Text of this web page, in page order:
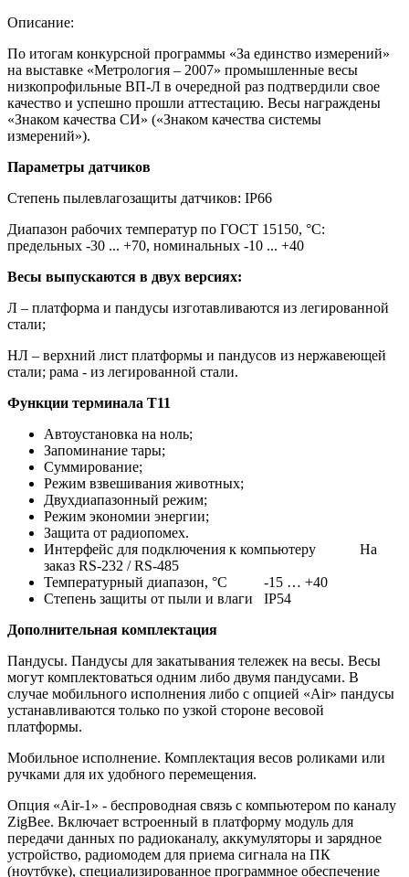
Описание:
По итогам конкурсной программы «За единство измерений»
на выставке «Метрология – 2007» промышленные весы
низкопрофильные ВП-Л в очередной раз подтвердили свое
качество и успешно прошли аттестацию. Весы награждены
«Знаком качества СИ» («Знаком качества системы
измерений»).
Параметры датчиков
Степень пылевлагозащиты датчиков: IP66
Диапазон рабочих температур по ГОСТ 15150, °С:
предельных -30 ... +70, номинальных -10 ... +40
Весы выпускаются в двух версиях:
Л – платформа и пандусы изготавливаются из легированной
стали;
НЛ – верхний лист платформы и пандусов из нержавеющей
стали; рама - из легированной стали.
Функции терминала Т11
Автоустановка на ноль;
Запоминание тары;
Суммирование;
Режим взвешивания животных;
Двухдиапазонный режим;
Режим экономии энергии;
Защита от радиопомех.
Интерфейс для подключения к компьютеру На
заказ RS-232 / RS-485
Температурный диапазон, °С -15 … +40
Степень защиты от пыли и влаги IP54
Дополнительная комплектация
Пандусы. Пандусы для закатывания тележек на весы. Весы
могут комплектоваться одним либо двумя пандусами. В
случае мобильного исполнения либо с опцией «Air» пандусы
устанавливаются только по узкой стороне весовой
платформы.
Мобильное исполнение. Комплектация весов роликами или
ручками для их удобного перемещения.
Опция «Air-1» - беспроводная связь с компьютером по каналу
ZigBee. Включает встроенный в платформу модуль для
передачи данных по радиоканалу, аккумуляторы и зарядное
устройство, радиомодем для приема сигнала на ПК
(ноутбуке), специализированное программное обеспечение